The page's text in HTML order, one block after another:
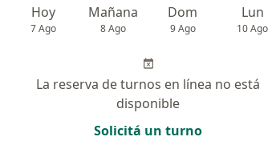
Hoy
7 Ago
Mañana
8 Ago
Dom
9 Ago
Lun
10 Ago
La reserva de turnos en línea no está
disponible
Solicitá un turno